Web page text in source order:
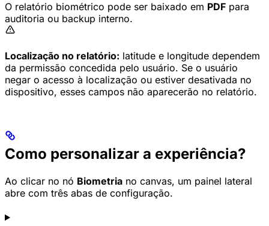
O relatório biométrico pode ser baixado em PDF para
auditoria ou backup interno.
Localização no relatório: latitude e longitude dependem
da permissão concedida pelo usuário. Se o usuário
negar o acesso à localização ou estiver desativada no
dispositivo, esses campos não aparecerão no relatório.
Como personalizar a experiência?
Ao clicar no nó Biometria no canvas, um painel lateral
abre com três abas de configuração.